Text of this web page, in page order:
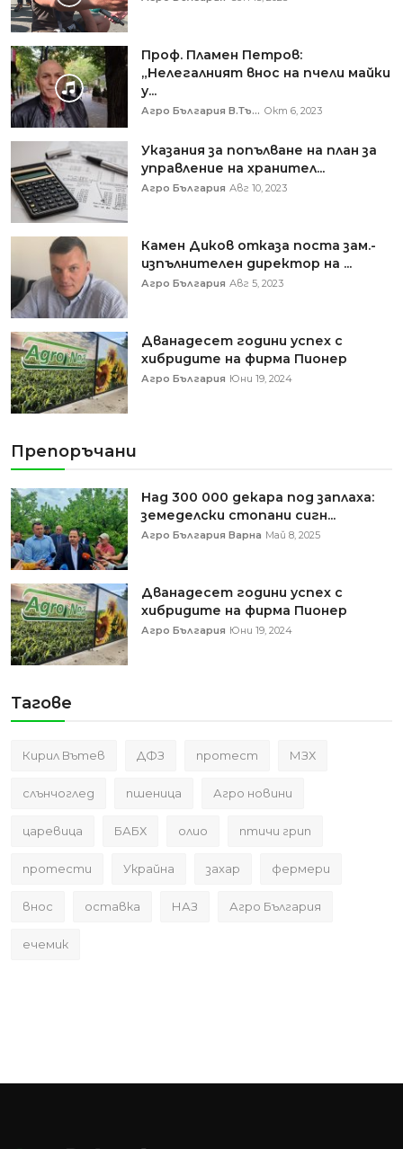
Проф. Пламен Петров:
„Нелегалният внос на пчели майки
у...
Агро България В.Тъ... Окт 6, 2023
Указания за попълване на план за
управление на хранител...
Агро България Авг 10, 2023
Камен Диков отказа поста зам.-
изпълнителен директор на ...
Агро България Авг 5, 2023
Дванадесет години успех с
хибридите на фирма Пионер
Агро България Юни 19, 2024
Препоръчани
Над 300 000 декара под заплаха:
земеделски стопани сигн...
Агро България Варна Май 8, 2025
Дванадесет години успех с
хибридите на фирма Пионер
Агро България Юни 19, 2024
Тагове
Кирил Вътев ДФЗ протест МЗХ
слънчоглед пшеница Агро новини
царевица БАБХ олио птичи грип
протести Украйна захар фермери
внос оставка НАЗ Агро България
ечемик